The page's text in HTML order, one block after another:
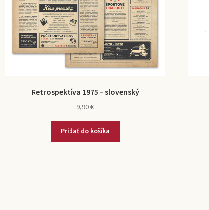
Retrospektíva 1975 – slovenský
9,90€
Pridať do košíka